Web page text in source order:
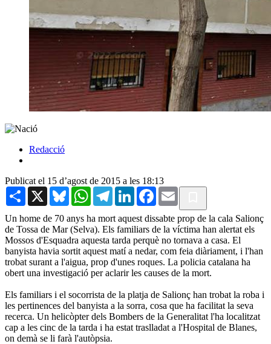
Redacció
Publicat el 15 d’agost de 2015 a les 18:13
Share X BlueskyWhatsAppTelegramLinkedInFacebook
Email
Un home de 70 anys ha mort aquest dissabte prop de la cala Salionç
de Tossa de Mar (Selva). Els familiars de la víctima han alertat els
Mossos d'Esquadra aquesta tarda perquè no tornava a casa. El
banyista havia sortit aquest matí a nedar, com feia diàriament, i l'han
trobat surant a l'aigua, prop d'unes roques. La policia catalana ha
obert una investigació per aclarir les causes de la mort.
Els familiars i el socorrista de la platja de Salionç han trobat la roba i
les pertinences del banyista a la sorra, cosa que ha facilitat la seva
recerca. Un helicòpter dels Bombers de la Generalitat l'ha localitzat
cap a les cinc de la tarda i ha estat traslladat a l'Hospital de Blanes,
on demà se li farà l'autòpsia.